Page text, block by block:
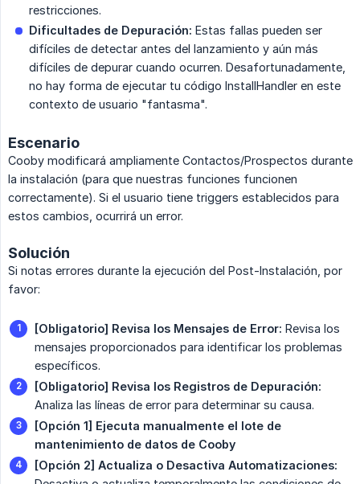
restricciones.
Dificultades de Depuración: Estas fallas pueden ser
difíciles de detectar antes del lanzamiento y aún más
difíciles de depurar cuando ocurren. Desafortunadamente,
no hay forma de ejecutar tu código InstallHandler en este
contexto de usuario "fantasma".
Escenario
Cooby modificará ampliamente Contactos/Prospectos durante
la instalación (para que nuestras funciones funcionen
correctamente). Si el usuario tiene triggers establecidos para
estos cambios, ocurrirá un error.
Solución
Si notas errores durante la ejecución del Post-Instalación, por
favor:
[Obligatorio] Revisa los Mensajes de Error: Revisa los
mensajes proporcionados para identificar los problemas
específicos.
[Obligatorio] Revisa los Registros de Depuración:
Analiza las líneas de error para determinar su causa.
[Opción 1] Ejecuta manualmente el lote de
mantenimiento de datos de Cooby
[Opción 2] Actualiza o Desactiva Automatizaciones: